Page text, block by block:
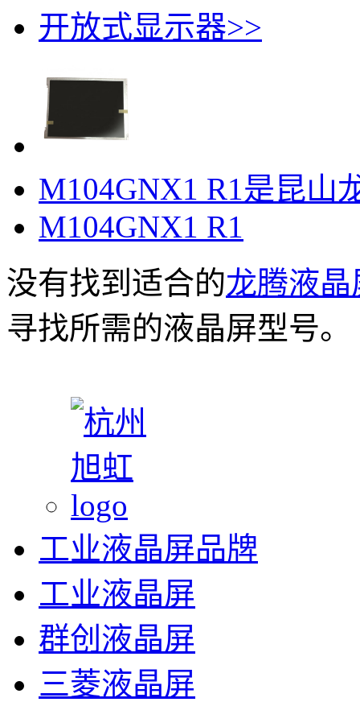
开放式显示器>>
​M104GNX1 R1是昆山
M104GNX1 R1
没有找到适合的龙腾液晶
寻找所需的液晶屏型号。
工业液晶屏品牌
工业液晶屏
群创液晶屏
三菱液晶屏